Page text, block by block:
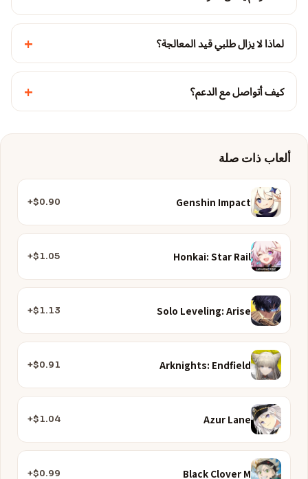
لماذا لا يزال طلبي قيد المعالجة؟ +
كيف أتواصل مع الدعم؟ +
ألعاب ذات صلة
Genshin Impact
$0.90+
Honkai: Star Rail
$1.05+
Solo Leveling: Arise
$1.13+
Arknights: Endfield
$0.91+
Azur Lane
$1.04+
Black Clover M
$0.99+